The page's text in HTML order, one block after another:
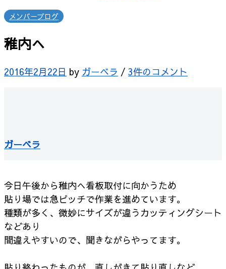
メンバーブログ
稚内へ
2016年2月22日 by ガーベラ / 3件のコメント
ガーベラ
今日午後から稚内へ看板取付に向かうため
貼り場では急ピッチで作業を進めています。
種類が多く、微妙にサイズが違うカッティングシート
などあり
間違えやすいので、聞きながらやってます。